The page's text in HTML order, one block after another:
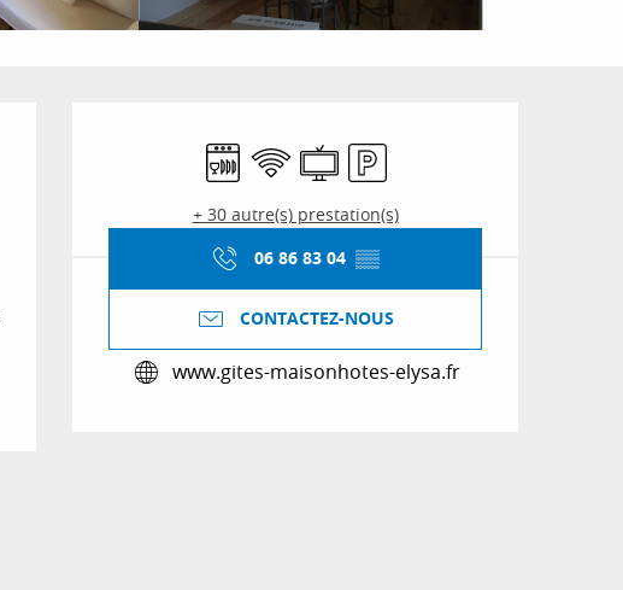
Ouverture et
Lave vaisselle
WiFi Télévision
Parking
+ 30 autre(s) prestation(s)
06 86 83 04 ▒▒
CONTACTEZ-NOUS
www.gites-maisonhotes-elysa.fr